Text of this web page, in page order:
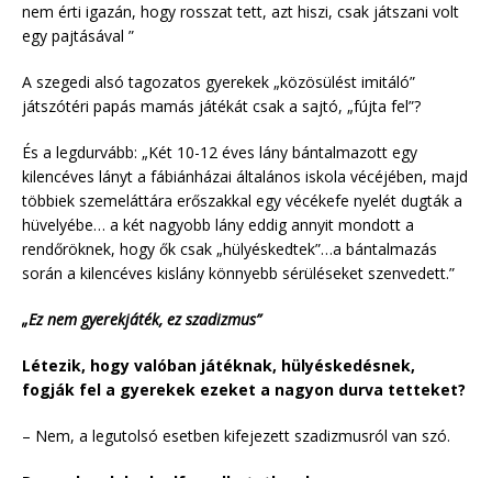
nem érti igazán, hogy rosszat tett, azt hiszi, csak játszani volt
egy pajtásával ”
A szegedi alsó tagozatos gyerekek „közösülést imitáló”
játszótéri papás mamás játékát csak a sajtó, „fújta fel”?
És a legdurvább: „Két 10-12 éves lány bántalmazott egy
kilencéves lányt a fábiánházai általános iskola vécéjében, majd
többiek szemeláttára erőszakkal egy vécékefe nyelét dugták a
hüvelyébe… a két nagyobb lány eddig annyit mondott a
rendőröknek, hogy ők csak „hülyéskedtek”…a bántalmazás
során a kilencéves kislány könnyebb sérüléseket szenvedett.”
„Ez nem gyerekjáték, ez szadizmus”
Létezik, hogy valóban játéknak, hülyéskedésnek,
fogják fel a gyerekek ezeket a nagyon durva tetteket?
– Nem, a legutolsó esetben kifejezett szadizmusról van szó.